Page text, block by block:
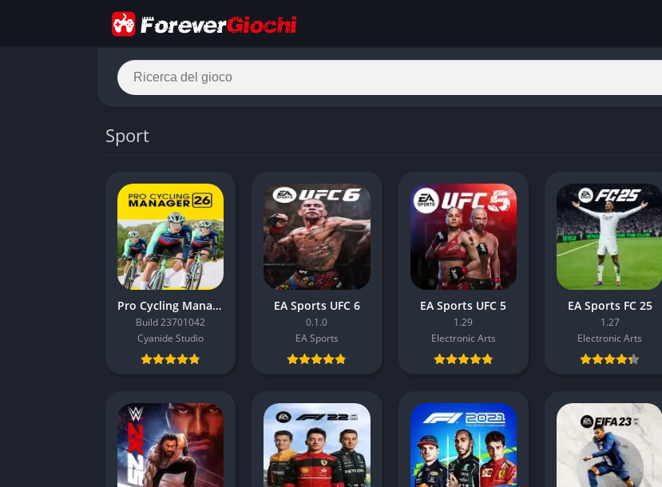
Sport
Pro Cycling Manager 26
Build 23701042
Cyanide Studio
EA Sports UFC 6
0.1.0
EA Sports
EA Sports UFC 5
1.29
Electronic Arts
EA Sports FC 25
1.27
Electronic Arts